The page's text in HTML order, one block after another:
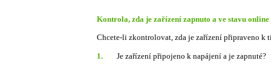
Kontrola, zda je zařízení zapnuto a ve stavu online
Chcete-li zkontrolovat, zda je zařízení připraveno
1.
Je zařízení připojeno k napájení a je zapnuté?